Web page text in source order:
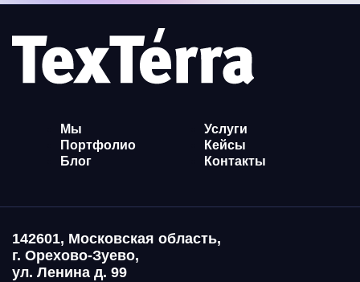
Мы
Услуги
Портфолио
Кейсы
Блог
Контакты
142601, Московская область,
г. Орехово-Зуево,
ул. Ленина д. 99